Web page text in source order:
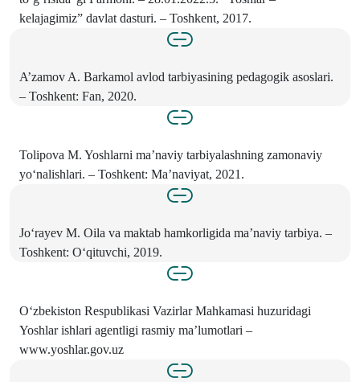
kelajagimiz” davlat dasturi. – Toshkent, 2017.
A’zamov A. Barkamol avlod tarbiyasining pedagogik asoslari.
– Toshkent: Fan, 2020.
Tolipova M. Yoshlarni ma’naviy tarbiyalashning zamonaviy
yo‘nalishlari. – Toshkent: Ma’naviyat, 2021.
Jo‘rayev M. Oila va maktab hamkorligida ma’naviy tarbiya. –
Toshkent: O‘qituvchi, 2019.
O‘zbekiston Respublikasi Vazirlar Mahkamasi huzuridagi
Yoshlar ishlari agentligi rasmiy ma’lumotlari –
www.yoshlar.gov.uz